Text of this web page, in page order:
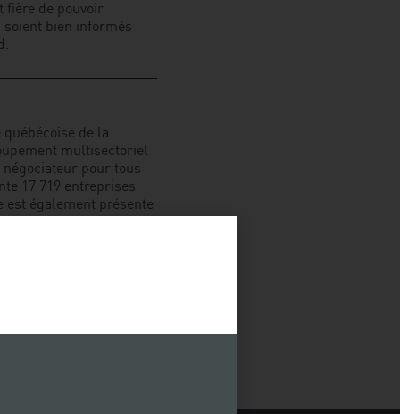
fière de pouvoir
bien informés
de la
multisectoriel
négociateur pour tous
17 719 entreprises
est également présente
réseau de 10